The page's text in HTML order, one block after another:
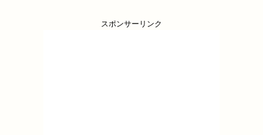
スポンサーリンク